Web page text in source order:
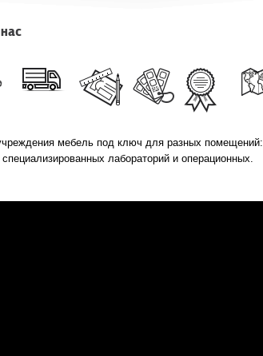
мебель под ключ для разных помещений:
лабораторий и операционных.